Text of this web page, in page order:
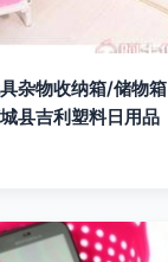
杂物收纳箱/储物箱
县吉利塑料日用品